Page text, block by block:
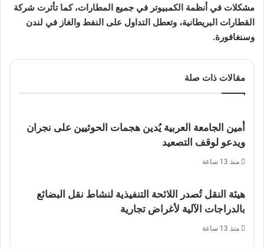
مشكلات في أنظمة الكمبيوتر في جميع المطارات، كما تأثرت شركة
القطارات البريطانية، وتعطل التداول على النفط والغاز في لندن
وسنغافورة.
مقالات ذات صلة
أمين الجامعة العربية يُدين هجمات الحوثيين على نجران
ويدعو لوقف التصعيد
منذ 13 ساعة
هيئة النقل تُصدر اللائحة التنفيذية لنشاط نقل البضائع
بالدراجات الآلية لأغراض تجارية
منذ 13 ساعة